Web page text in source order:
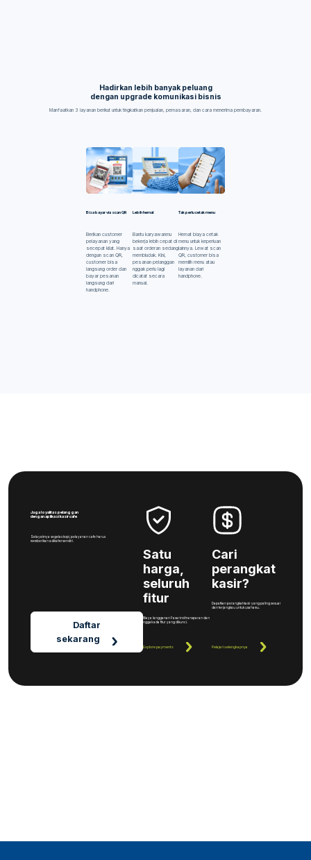
Hadirkan lebih banyak peluang
dengan upgrade komunikasi bisnis
Manfaatkan 3 layanan berikut untuk tingkatkan penjualan, pemasaran, dan cara menerima pembayaran.
Bisa bayar via scan QR
Berikan customer
pelayanan yang
secepat kilat. Hanya
dengan scan QR,
customer bisa
langsung order dan
bayar pesanan
langsung dari
handphone.
Lebih hemat
Bantu karyawanmu
bekerja lebih cepat di
saat orderan sedang
membludak. Kini,
pesanan pelanggan
nggak perlu lagi
dicatat secara
manual.
Tak perlu cetak menu
Hemat biaya cetak
menu untuk keperluan
lainnya. Lewat scan
QR, customer bisa
memilih menu atau
layanan dari
handphone.
Jaga loyalitas pelanggan
dengan aplikasi kasir cafe
Selayaknya segelas kopi, pelayanan cafe harus
memberikan adiksi tersendiri.
Daftar
sekarang
Satu
harga,
seluruh
fitur
Biaya langganan Pasarind transparan dan
nggak ada fitur yang dikunci.
Explore payments
Cari
perangkat
kasir?
Dapatkan perangkat kasir yang paling sesuai
dan terjangkau untuk usahamu.
Pelajari selengkapnya